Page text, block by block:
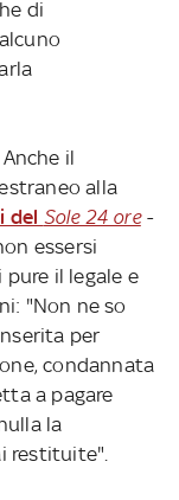
di
Anche il
alla
del Sole 24 ore-
essersi
il legale e
"Non ne so
per
condannata
a pagare
la
restituite".